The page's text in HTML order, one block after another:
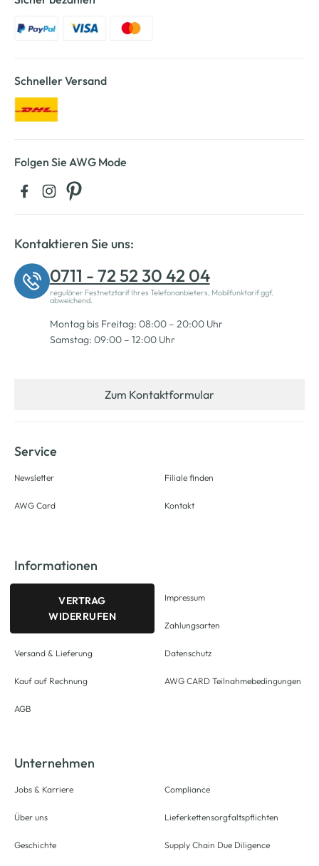
Schneller Versand
Folgen Sie AWG Mode
Kontaktieren Sie uns:
0711 - 72 52 30 42 04
regulärer Festnetztarif Ihres Telefonanbieters, Mobilfunktarif ggf.
abweichend.
Montag bis Freitag: 08:00 – 20:00 Uhr
Samstag: 09:00 – 12:00 Uhr
Zum Kontaktformular
Service
Newsletter
AWG Card
Filiale finden
Kontakt
Informationen
VERTRAG
WIDERRUFEN
Versand & Lieferung
Kauf auf Rechnung
AGB
Impressum
Zahlungsarten
Datenschutz
AWG CARD Teilnahmebedingungen
Unternehmen
Jobs & Karriere
Über uns
Geschichte
Compliance
Lieferkettensorgfaltspflichten
Supply Chain Due Diligence